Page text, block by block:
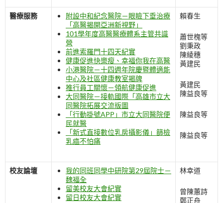
醫療服務
附設中和紀念醫院－眼瞼下垂治療
「高醫揭開亞洲新視野」
101學年度高醫醫療體系主管共識
營
前進索羅門十四天紀實
健康促進快樂瘦、幸福你我在高醫
小港醫院－十四週年院慶暨體適能
中心及社區健康教室揭牌
推行員工關懷－領航健康促進
大同醫院－接軌國際「高雄市立大
同醫院拓展交流版圖
「行動掛號APP」市立大同醫院便
民就醫
「新式直接數位乳房攝影儀」篩檢
乳癌不怕痛
賴春生
蕭世槐等
劉秉政
陳綾穗
黃建民
黃建民
陳益良等
陳益良等
陳益良等
校友論壇
我的同班同學中研院第29屆院士－
魏福全
留美校友大會紀實
留日校友大會紀實
林幸道
曾陳蕙詩
鄭正舟